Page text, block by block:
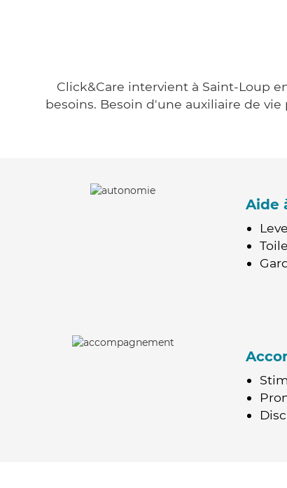
Click&Care intervient à Saint-Loup
besoins. Besoin d'une auxiliaire de
Aide